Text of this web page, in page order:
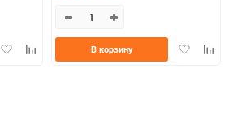
ДобавитьДобавить
Добавить
В корзину